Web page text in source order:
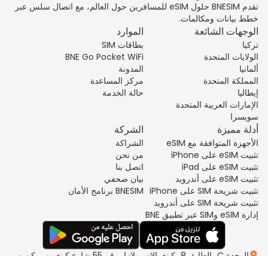
تقدم BNESIM حلول eSIM للمسافرين حول العالم، مع اتصال سلس عبر
خطط بيانات ومكالمات.
الوجهات الشائعة
تركيا
الولايات المتحدة
ألمانيا
المملكة المتحدة
إيطاليا
الإمارات العربية المتحدة
سويسرا
الموارد
بطاقات SIM
BNE Go Pocket WiFi
المدونة
مركز المساعدة
حالة الخدمة
أدلة مميزة
الأجهزة المتوافقة مع eSIM
تثبيت eSIM على iPhone
تثبيت eSIM على iPad
تثبيت eSIM على أندرويد
تثبيت شريحة SIM على iPhone
تثبيت شريحة SIM على أندرويد
إدارة eSIM وSIM عبر تطبيق BNE
الشركة
الشراكة
من نحن
اتصل بنا
بيان صحفي
BNESIM برنامج الأمان